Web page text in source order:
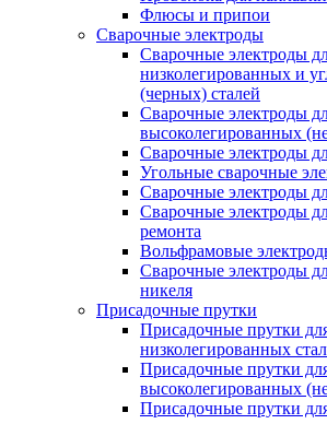
Флюсы и припои
Сварочные электроды
Сварочные электроды
низколегированных и
(черных) сталей
Сварочные электроды
высоколегированных
Сварочные электроды
Угольные сварочные
Сварочные электроды
Сварочные электроды
ремонта
Вольфрамовые
Сварочные электроды
никеля
Присадочные прутки
Присадочные прутки
низколегированных
Присадочные прутки
высоколегированных
Присадочные прутки